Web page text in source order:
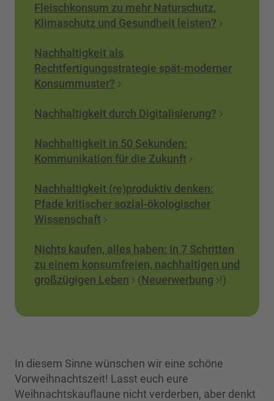
Fleischkonsum zu mehr Naturschutz,
Klimaschutz und Gesundheit leisten?
Nachhaltigkeit als
Rechtfertigungsstrategie spät-moderner
Konsummuster?
Nachhaltigkeit durch Digitalisierung?
Nachhaltigkeit in 50 Sekunden:
Kommunikation für die Zukunft
Nachhaltigkeit (re)produktiv denken:
Pfade kritischer sozial-ökologischer
Wissenschaft
Nichts kaufen, alles haben: In 7 Schritten
zu einem konsumfreien, nachhaltigen und
großzügigen Leben
(Neuerwerbung !)
In diesem Sinne wünschen wir eine schöne
Vorweihnachtszeit! Lasst euch eure
Weihnachtskauflaune nicht verderben, aber denkt